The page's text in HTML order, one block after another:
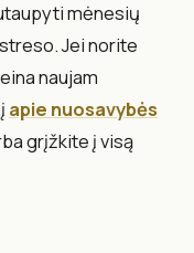
mėnesių
Jei norite
naujam
apie nuosavybės
grįžkite į visą